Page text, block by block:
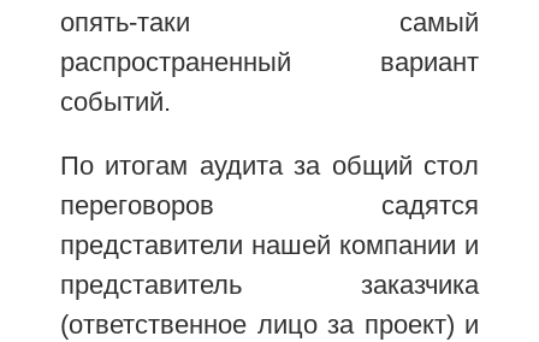
опять-таки самый
распространенный вариант
событий.
По итогам аудита за общий стол
переговоров садятся
представители нашей компании и
представитель заказчика
(ответственное лицо за проект) и